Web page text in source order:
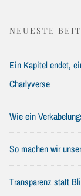
NEUESTE
Ein Kapitel endet,
Charlyverse
Wie ein
So machen wir
Transparenz statt